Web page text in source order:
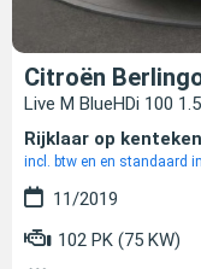
Citroën
Live M BlueHDi 100
Rijklaar op kenteken
incl. btw en en standaard
11/2019
102 PK (75 KW)